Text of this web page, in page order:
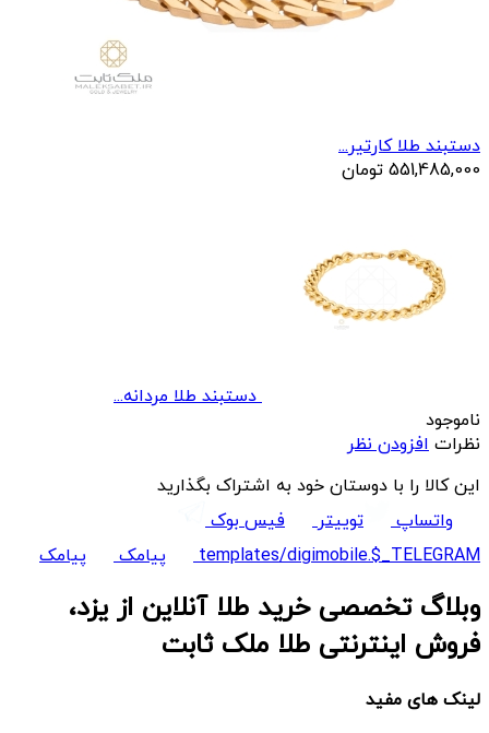
دستبند طلا کارتیر...
551,485,000 تومان
دستبند طلا مردانه...
ناموجود
نظرات افزودن نظر
این کالا را با دوستان خود به اشتراک بگذارید
واتساپ
توییتر
فیس بوک
templates/digimobile.$_TELEGRAM
پیامک پیامک
وبلاگ تخصصی خرید طلا آنلاین از یزد،
فروش اینترنتی طلا ملک ثابت
لینک های مفید